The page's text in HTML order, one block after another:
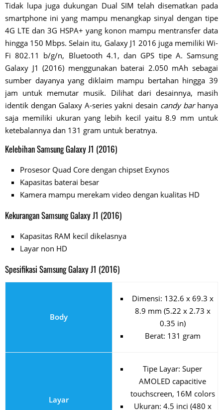
Tidak lupa juga dukungan Dual SIM telah disematkan pada
smartphone ini yang mampu menangkap sinyal dengan tipe
4G LTE dan 3G HSPA+ yang konon mampu mentransfer data
hingga 150 Mbps. Selain itu, Galaxy J1 2016 juga memiliki Wi-
Fi 802.11 b/g/n, Bluetooth 4.1, dan GPS tipe A. Samsung
Galaxy J1 (2016) menggunakan baterai 2.050 mAh sebagai
sumber dayanya yang diklaim mampu bertahan hingga 39
jam untuk memutar musik. Dilihat dari desainnya, masih
identik dengan Galaxy A-series yakni desain candy barhanya
saja memiliki ukuran yang lebih kecil yaitu 8.9 mm untuk
ketebalannya dan 131 gram untuk beratnya.
Kelebihan Samsung Galaxy J1 (2016)
Prosesor Quad Core dengan chipset Exynos
Kapasitas baterai besar
Kamera mampu merekam video dengan kualitas HD
Kekurangan Samsung Galaxy J1 (2016)
Kapasitas RAM kecil dikelasnya
Layar non HD
Spesifikasi Samsung Galaxy J1 (2016)
Body
Dimensi: 132.6 x 69.3 x
8.9 mm (5.22 x 2.73 x
0.35 in)
Berat: 131 gram
Layar
Tipe Layar: Super
AMOLED capacitive
touchscreen, 16M colors
Ukuran: 4.5 inci (480 x